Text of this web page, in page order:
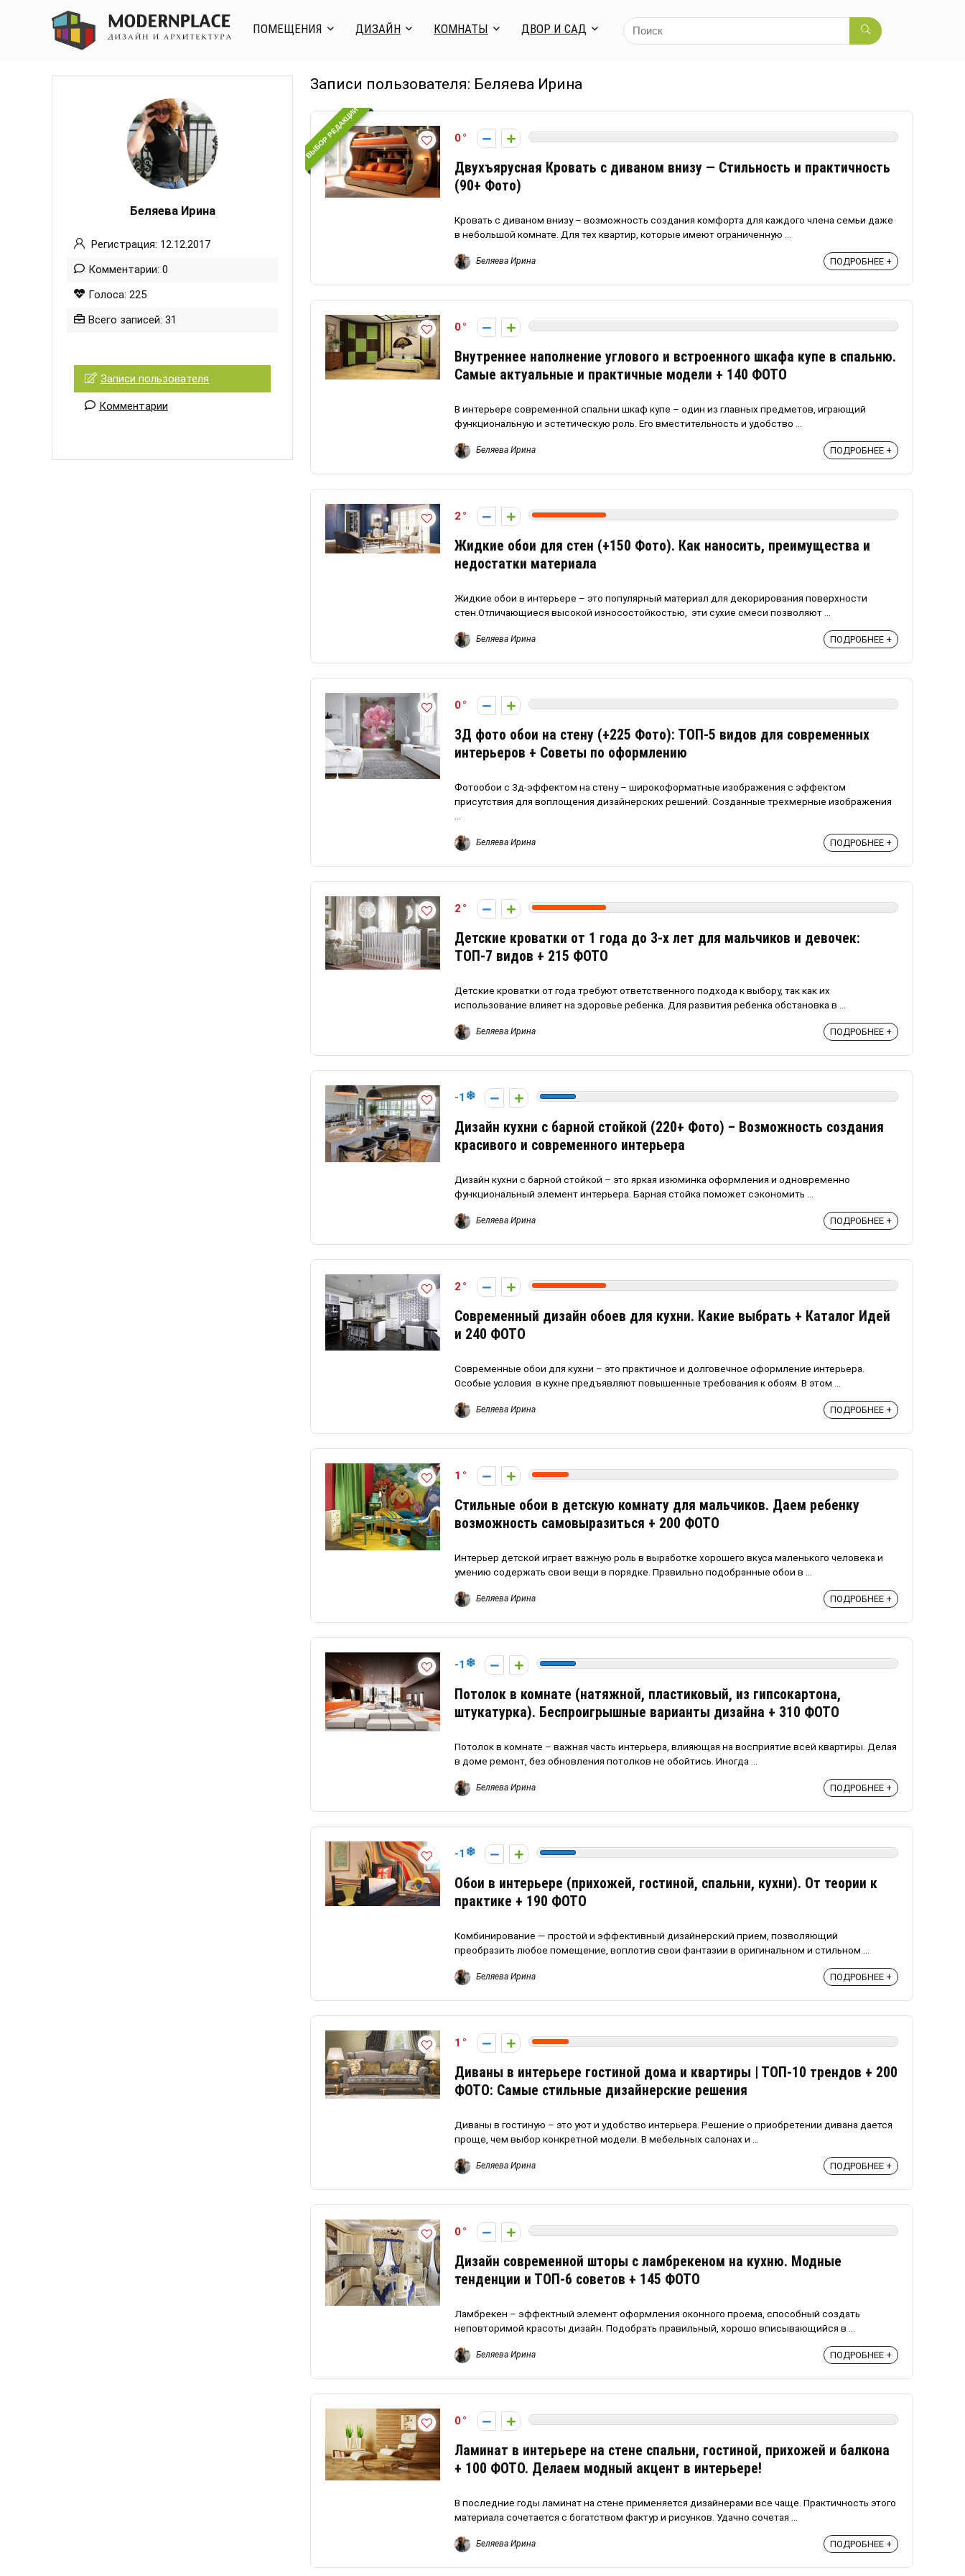
ПОМЕЩЕНИЯ ДИЗАЙН КОМНАТЫ ДВОР И САД
Беляева Ирина
Регистрация: 12.12.2017
Комментарии: 0
Голоса: 225
Всего записей: 31
Записи пользователя
Комментарии
Записи пользователя: Беляева Ирина
ВЫБОР РЕДАКЦИИ 0
Двухъярусная Кровать с диваном внизу — Стильность и практичность
(90+ Фото)
Кровать с диваном внизу – возможность создания комфорта для каждого члена семьи даже
в небольшой комнате. Для тех квартир, которые имеют ограниченную ...
Беляева Ирина ПОДРОБНЕЕ +
0
Внутреннее наполнение углового и встроенного шкафа купе в спальню.
Самые актуальные и практичные модели + 140 ФОТО
В интерьере современной спальни шкаф купе – один из главных предметов, играющий
функциональную и эстетическую роль. Его вместительность и удобство ...
Беляева Ирина ПОДРОБНЕЕ +
2
Жидкие обои для стен (+150 Фото). Как наносить, преимущества и
недостатки материала
Жидкие обои в интерьере – это популярный материал для декорирования поверхности
стен.Отличающиеся высокой износостойкостью, эти сухие смеси позволяют ...
Беляева Ирина ПОДРОБНЕЕ +
0
3Д фото обои на стену (+225 Фото): ТОП-5 видов для современных
интерьеров + Советы по оформлению
Фотообои с 3д-эффектом на стену – широкоформатные изображения с эффектом
присутствия для воплощения дизайнерских решений. Созданные трехмерные изображения
...
Беляева Ирина ПОДРОБНЕЕ +
2
Детские кроватки от 1 года до 3-х лет для мальчиков и девочек:
ТОП-7 видов + 215 ФОТО
Детские кроватки от года требуют ответственного подхода к выбору, так как их
использование влияет на здоровье ребенка. Для развития ребенка обстановка в ...
Беляева Ирина ПОДРОБНЕЕ +
-1
Дизайн кухни с барной стойкой (220+ Фото) – Возможность создания
красивого и современного интерьера
Дизайн кухни с барной стойкой – это яркая изюминка оформления и одновременно
функциональный элемент интерьера. Барная стойка поможет сэкономить ...
Беляева Ирина ПОДРОБНЕЕ +
2
Современный дизайн обоев для кухни. Какие выбрать + Каталог Идей
и 240 ФОТО
Современные обои для кухни – это практичное и долговечное оформление интерьера.
Особые условия в кухне предъявляют повышенные требования к обоям. В этом ...
Беляева Ирина ПОДРОБНЕЕ +
1
Стильные обои в детскую комнату для мальчиков. Даем ребенку
возможность самовыразиться + 200 ФОТО
Интерьер детской играет важную роль в выработке хорошего вкуса маленького человека и
умению содержать свои вещи в порядке. Правильно подобранные обои в ...
Беляева Ирина ПОДРОБНЕЕ +
-1
Потолок в комнате (натяжной, пластиковый, из гипсокартона,
штукатурка). Беспроигрышные варианты дизайна + 310 ФОТО
Потолок в комнате – важная часть интерьера, влияющая на восприятие всей квартиры. Делая
в доме ремонт, без обновления потолков не обойтись. Иногда ...
Беляева Ирина ПОДРОБНЕЕ +
-1
Обои в интерьере (прихожей, гостиной, спальни, кухни). От теории к
практике + 190 ФОТО
Комбинирование — простой и эффективный дизайнерский прием, позволяющий
преобразить любое помещение, воплотив свои фантазии в оригинальном и стильном ...
Беляева Ирина ПОДРОБНЕЕ +
1
Диваны в интерьере гостиной дома и квартиры | ТОП-10 трендов + 200
ФОТО: Самые стильные дизайнерские решения
Диваны в гостиную – это уют и удобство интерьера. Решение о приобретении дивана дается
проще, чем выбор конкретной модели. В мебельных салонах и ...
Беляева Ирина ПОДРОБНЕЕ +
0
Дизайн современной шторы с ламбрекеном на кухню. Модные
тенденции и ТОП-6 советов + 145 ФОТО
Ламбрекен – эффектный элемент оформления оконного проема, способный создать
неповторимой красоты дизайн. Подобрать правильный, хорошо вписывающийся в ...
Беляева Ирина ПОДРОБНЕЕ +
0
Ламинат в интерьере на стене спальни, гостиной, прихожей и балкона
+ 100 ФОТО. Делаем модный акцент в интерьере!
В последние годы ламинат на стене применяется дизайнерами все чаще. Практичность этого
материала сочетается с богатством фактур и рисунков. Удачно сочетая ...
Беляева Ирина ПОДРОБНЕЕ +